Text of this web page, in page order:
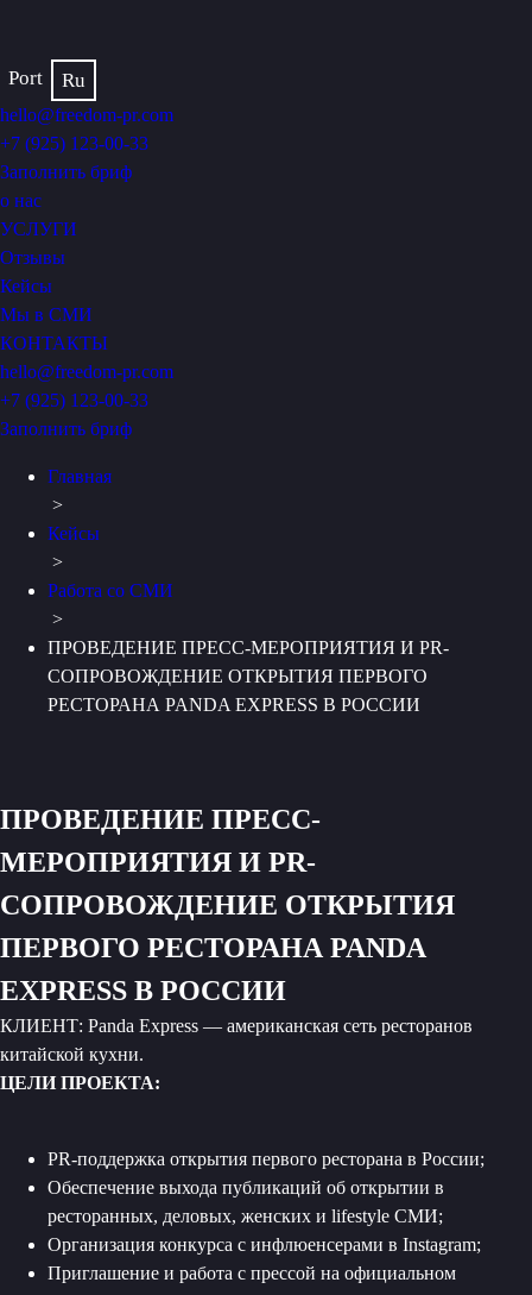
Port Ru
hello@freedom-pr.com
+7 (925) 123-00-33
Заполнить бриф
о нас
УСЛУГИ
Отзывы
Кейсы
Мы в СМИ
КОНТАКТЫ
hello@freedom-pr.com
+7 (925) 123-00-33
Заполнить бриф
Главная
>
Кейсы
>
Работа со СМИ
>
ПРОВЕДЕНИЕ ПРЕСС-МЕРОПРИЯТИЯ И PR-
СОПРОВОЖДЕНИЕ ОТКРЫТИЯ ПЕРВОГО
РЕСТОРАНА PANDA EXPRESS В РОССИИ
ПРОВЕДЕНИЕ ПРЕСС-
МЕРОПРИЯТИЯ И PR-
СОПРОВОЖДЕНИЕ ОТКРЫТИЯ
ПЕРВОГО РЕСТОРАНА PANDA
EXPRESS В РОССИИ
КЛИЕНТ: Panda Express — американская сеть ресторанов
китайской кухни.
ЦЕЛИ ПРОЕКТА:
PR-поддержка открытия первого ресторана в России;
Обеспечение выхода публикаций об открытии в
ресторанных, деловых, женских и lifestyle СМИ;
Организация конкурса с инфлюенсерами в Instagram;
Приглашение и работа с прессой на официальном